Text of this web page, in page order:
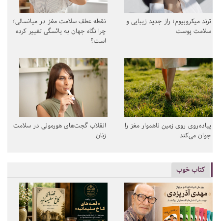
ترند میکروبیوم؛ راز جدید زیبایی و
سلامت پوست
نقطه عطف سلامت مغز در میانسالی؛
چرا نگاه جهان به یائسگی تغییر کرده
است؟
پیاده‌روی روی زمین ناهموار مغز را
جوان می‌کند
انقلاب گجت‌های هورمونی در سلامت
زنان
کتاب خوب